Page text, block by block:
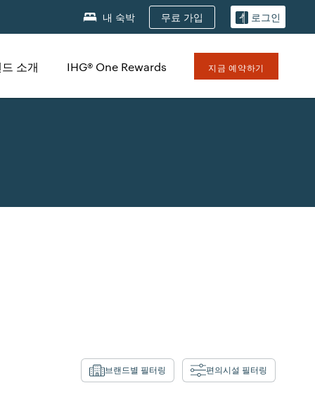
내 숙박 무료 가입 로그인
소개 IHG® One Rewards 지금 예약하기
브랜드별 필터링 편의시설 필터링